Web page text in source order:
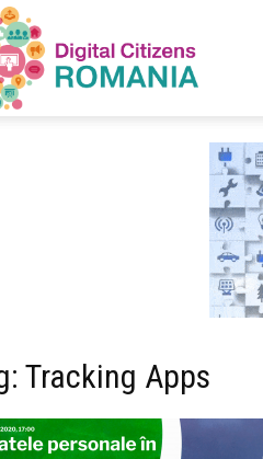
Citizens
Romania
Tracking Apps